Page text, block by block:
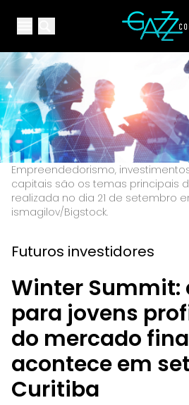
Open main menu
Your
Empreendedorismo,
capitais são os temas principais
realizada no dia 21 de setembro
ismagilov/Bigstock.
Futuros investidores
Winter Summit:
para jovens
do mercado
acontece em
Curitiba